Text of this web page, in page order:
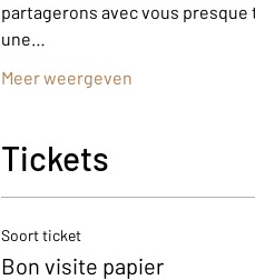
partagerons avec vous
une…
Meer weergeven
Tickets
Soort ticket
Bon visite papier